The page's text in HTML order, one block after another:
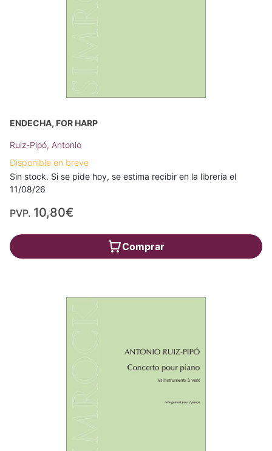
ENDECHA, FOR HARP
Ruiz-Pipó, Antonio
Disponible en breve
Sin stock. Si se pide hoy, se estima recibir en la librería el
11/08/26
PVP. 10,80€
Comprar